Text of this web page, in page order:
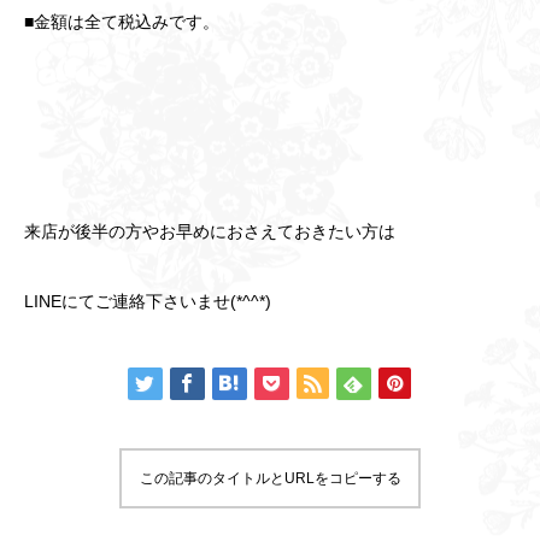
■金額は全て税込みです。
来店が後半の方やお早めにおさえておきたい方は
LINEにてご連絡下さいませ(*^^*)
この記事のタイトルとURLをコピーする